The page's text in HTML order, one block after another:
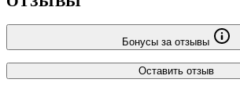
Бонусы за отзывы
Оставить отзыв